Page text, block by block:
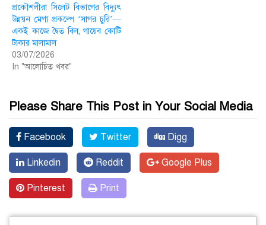
প্রকৌশলীরা সিলেট বিভাগের বিদ্যুৎ
উন্নয়ন মেগা প্রকল্পে ‘সাগর চুরি’—
একই কাজে দ্বৈত বিল, গায়েব কোটি
টাকার মালামাল
03/07/2026
In "আলোচিত খবর"
Please Share This Post in Your Social Media
Facebook Twitter Digg
Linkedin Reddit Google Plus
Pinterest Print